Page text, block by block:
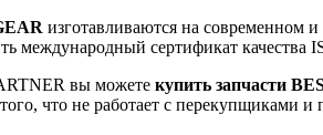
изготавливаются на современном
международный сертификат
вы можете купить запчасти
что не работает с перекупщиками